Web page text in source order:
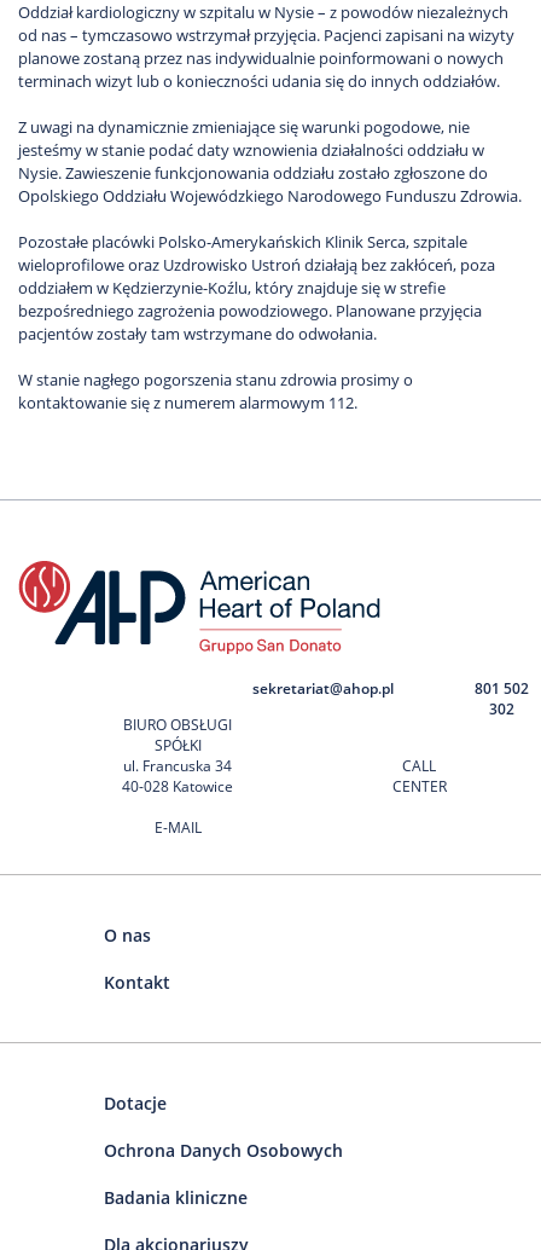
Oddział kardiologiczny w szpitalu w Nysie – z powodów niezależnych
od nas – tymczasowo wstrzymał przyjęcia. Pacjenci zapisani na wizyty
planowe zostaną przez nas indywidualnie poinformowani o nowych
terminach wizyt lub o konieczności udania się do innych oddziałów.
Z uwagi na dynamicznie zmieniające się warunki pogodowe, nie
jesteśmy w stanie podać daty wznowienia działalności oddziału w
Nysie. Zawieszenie funkcjonowania oddziału zostało zgłoszone do
Opolskiego Oddziału Wojewódzkiego Narodowego Funduszu Zdrowia.
Pozostałe placówki Polsko-Amerykańskich Klinik Serca, szpitale
wieloprofilowe oraz Uzdrowisko Ustroń działają bez zakłóceń, poza
oddziałem w Kędzierzynie-Koźlu, który znajduje się w strefie
bezpośredniego zagrożenia powodziowego. Planowane przyjęcia
pacjentów zostały tam wstrzymane do odwołania.
W stanie nagłego pogorszenia stanu zdrowia prosimy o
kontaktowanie się z numerem alarmowym 112.
BIURO OBSŁUGI
SPÓŁKI
ul. Francuska 34
40-028 Katowice
E-MAIL
sekretariat@ahop.pl
CALL
CENTER
801 502
302
O nas
Kontakt
Dotacje
Ochrona Danych Osobowych
Badania kliniczne
Dla akcjonariuszy